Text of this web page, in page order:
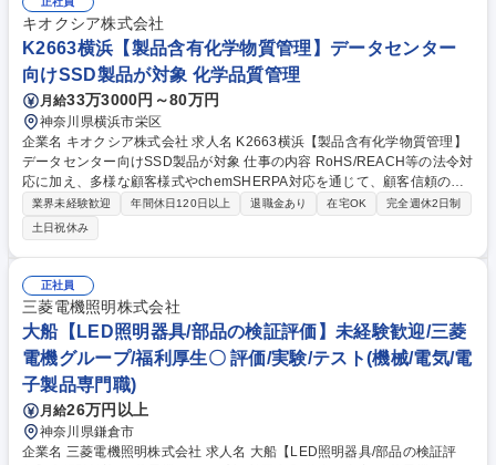
制・製品安全・セキュリティ・プラント性能に係る品質保証など ※当部門
では、中途採用者に対し、それぞれの経験・知識等を踏まえ、社内認定制
度を通し、配属後1～2年間の期間で座学・OJTを交えて必要な教育を提供
しております。 募集職種 【神奈川/鶴見】品質保証（発電プラント・医療
機器の品質企画・品質保証）
キオクシア株式会社
K2663横浜【製品含有化学物質管理】データセンター
向けSSD製品が対象 化学品質管理
月給33万3000円～80万円
神奈川県横浜市栄区
企業名 キオクシア株式会社 求人名 K2663横浜【製品含有化学物質管理】
データセンター向けSSD製品が対象 仕事の内容 RoHS/REACH等の法令対
応に加え、多様な顧客様式やchemSHERPA対応を通じて、顧客信頼の維
持・向上を推進しています。顧客回答報告書作成の中核を担い、業務品質
向上や標準化も推進いただける方を募集します。 【具体的な仕事内容】
顧客要求やRoHS/REACH等の法令に基づき、サプライヤデータや製品構
成情報の妥当性を判断し、chemSHERPA等を用いた環境関連報告書の作
成・対応を行います。社内DBの活用や関連部門との回答方針調整を担う
ほか、業務標準化やガイドライン整備、部門横断での課題解決に向けた改
善活動まで幅広く推進します。 募集職種 K2663横浜【製品含有化学物質
管理】データセンター向けSSD製品が対象
業界未経験歓迎 年間休日120日以上 退職金あり 在宅OK
完全週休2日制
土日祝休み
正社員
三菱電機照明株式会社
大船【LED照明器具/部品の検証評価】未経験歓迎/三菱
電機グループ/福利厚生〇 評価/実験/テスト(機械/電気/電
子製品専門職)
月給26万円以上
神奈川県鎌倉市
企業名 三菱電機照明株式会社 求人名 大船【LED照明器具/部品の検証評